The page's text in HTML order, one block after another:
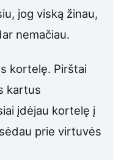
jog viską žinau,
nemačiau.
kortelę. Pirštai
kartus
įdėjau kortelę į
prie virtuvės